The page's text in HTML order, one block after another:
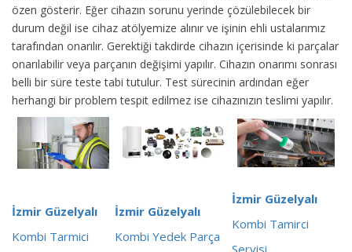
özen gösterir. Eğer cihazın sorunu yerinde çözülebilecek bir
durum değil ise cihaz atölyemize alınır ve işinin ehli ustalarımız
tarafından onarılır. Gerektiği takdirde cihazın içerisinde ki parçalar
onarılabilir veya parçanın değişimi yapılır. Cihazın onarımı sonrası
belli bir süre teste tabi tutulur. Test sürecinin ardından eğer
herhangi bir problem tespit edilmez ise cihazınızın teslimi yapılır.
İzmir Güzelyalı
Kombi Tarmici
İzmir Güzelyalı
Kombi Yedek Parça
İzmir Güzelyalı
Kombi Tamirci
Servisi